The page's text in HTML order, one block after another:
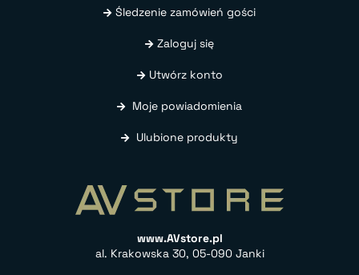
Śledzenie zamówień gości
Zaloguj się
Utwórz konto
Moje powiadomienia
Ulubione produkty
www.AVstore.pl
al. Krakowska 30, 05-090 Janki